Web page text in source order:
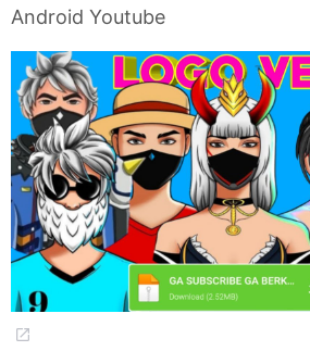
Android Youtube